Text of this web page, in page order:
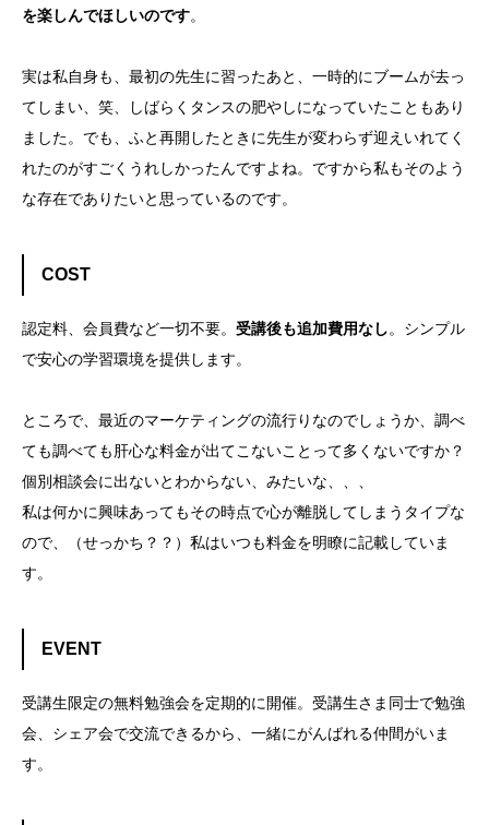
を楽しんでほしいのです。
実は私自身も、最初の先生に習ったあと、一時的にブームが去っ
てしまい、笑、しばらくタンスの肥やしになっていたこともあり
ました。でも、ふと再開したときに先生が変わらず迎えいれてく
れたのがすごくうれしかったんですよね。ですから私もそのよう
な存在でありたいと思っているのです。
COST
認定料、会員費など一切不要。 受講後も追加費用なし。シンプル
で安心の学習環境を提供します。
ところで、最近のマーケティングの流行りなのでしょうか、調べ
ても調べても肝心な料金が出てこないことって多くないですか？
個別相談会に出ないとわからない、みたいな、、、
私は何かに興味あってもその時点で心が離脱してしまうタイプな
ので、（せっかち？？）私はいつも料金を明瞭に記載していま
す。
EVENT
受講生限定の無料勉強会を定期的に開催。受講生さま同士で勉強
会、シェア会で交流できるから、一緒にがんばれる仲間がいま
す。